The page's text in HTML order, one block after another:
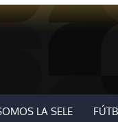
LA SELE